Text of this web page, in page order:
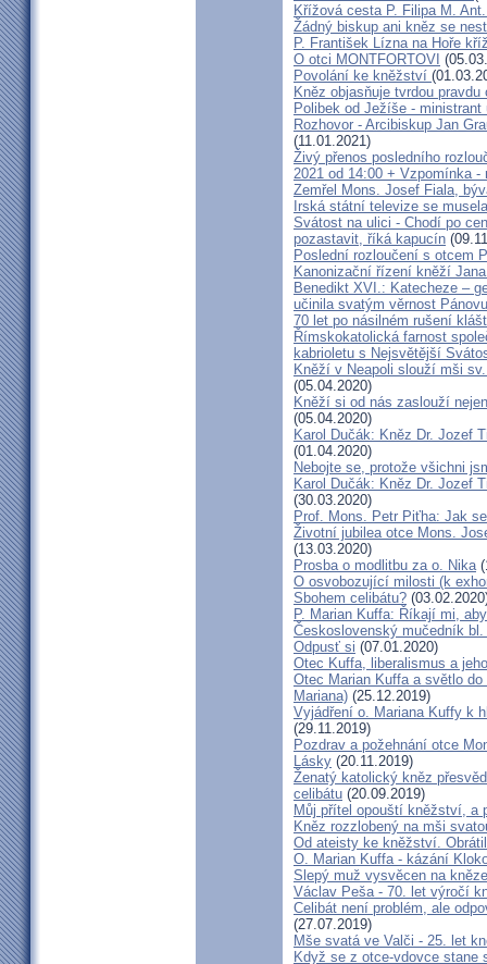
Křížová cesta P. Filipa M.
Žádný biskup ani kněz se
P. František Lízna na Hoře
O otci MONTFORTOVI
Povolání ke kněžství
Kněz objasňuje tvrdou
Polibek od Ježíše -
Rozhovor - Arcibiskup Jan
(11.01.2021)
Živý přenos posledního
2021 od 14:00 + Vzpomínka
Zemřel Mons. Josef Fiala,
Irská státní televize se
Svátost na ulici - Chodí po
pozastavit, říká kapucín
Poslední rozloučení s otcem
Kanonizační řízení kněží
Benedikt XVI.: Katecheze –
učinila svatým věrnost
70 let po násilném rušení
Římskokatolická farnost
kabrioletu s Nejsvětější
Kněží v Neapoli slouží mši
(05.04.2020)
Kněží si od nás zaslouží
(05.04.2020)
Karol Dučák: Kněz Dr. Jozef
(01.04.2020)
Nebojte se, protože všichni
Karol Dučák: Kněz Dr. Jozef
(30.03.2020)
Prof. Mons. Petr Piťha: Jak
Životní jubilea otce Mons.
(13.03.2020)
Prosba o modlitbu za o. Nika
O osvobozující milosti (k
Sbohem celibátu?
P. Marian Kuffa: Říkají mi,
Československý mučedník
Odpusť si (07.01.2020)
Otec Kuffa, liberalismus a
Otec Marian Kuffa a světlo
Mariana) (25.12.2019)
Vyjádření o. Mariana Kuffy k
(29.11.2019)
Pozdrav a požehnání otce
Lásky (20.11.2019)
Ženatý katolický kněz
celibátu (20.09.2019)
Můj přítel opouští kněžství, a
Kněz rozzlobený na mši
Od ateisty ke kněžství.
O. Marian Kuffa - kázání
Slepý muž vysvěcen na kněze
Václav Peša - 70. let výročí
Celibát není problém, ale
(27.07.2019)
Mše svatá ve Valči - 25. let
Když se z otce-vdovce stane